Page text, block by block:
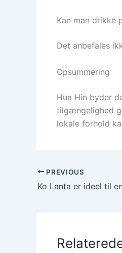
Kan man drikke
Det anbefales
Opsummering
Hua Hin byder
tilgængelighed
lokale forhold
PREVIOUS
Ko Lanta er ideel til